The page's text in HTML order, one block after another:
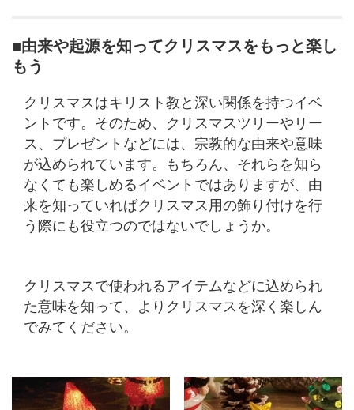
■由来や起源を知ってクリスマスをもっと楽し
もう
クリスマスはキリスト教と深い関係を持つイベ
ントです。そのため、クリスマスツリーやリー
ス、プレゼントなどには、宗教的な由来や意味
が込められています。もちろん、それらを知ら
なくても楽しめるイベントではありますが、由
来を知っていればクリスマス用の飾り付けを行
う際にも役立つのではないでしょうか。
クリスマスで使われるアイテムなどに込められ
た意味を知って、よりクリスマスを深く楽しん
でみてください。